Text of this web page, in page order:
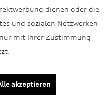
dienen oder die
und sozialen Netzwerken
mit Ihrer Zustimmung
akzeptieren